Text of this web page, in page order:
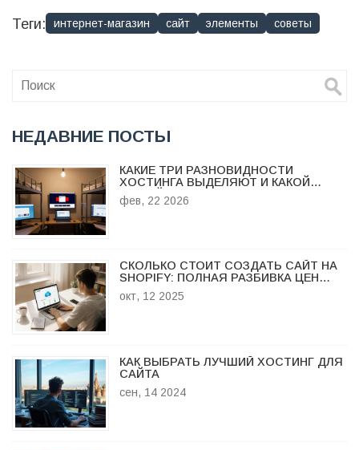
Теги: интернет-магазин сайт элементы советы
НЕДАВНИЕ ПОСТЫ
КАКИЕ ТРИ РАЗНОВИДНОСТИ
ХОСТИНГА ВЫДЕЛЯЮТ И КАКОЙ
ПОДОЙДЕТ ИМЕННО ВАМ
фев, 22 2026
СКОЛЬКО СТОИТ СОЗДАТЬ САЙТ НА
SHOPIFY: ПОЛНАЯ РАЗБИВКА ЦЕН
2025
окт, 12 2025
КАК ВЫБРАТЬ ЛУЧШИЙ ХОСТИНГ ДЛЯ
САЙТА
сен, 14 2024